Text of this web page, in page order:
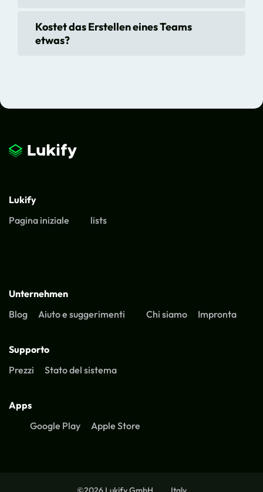
Kostet das Erstellen eines Teams
etwas?
Lukify
Pagina iniziale
lists
Unternehmen
Blog
Aiuto e suggerimenti Chi siamo Impronta
Supporto
Prezzi
Stato del sistema
Apps
Google Play
Apple Store